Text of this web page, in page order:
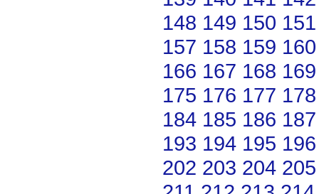
148 149 150 151
157 158 159 160
166 167 168 169
175 176 177 178
184 185 186 187
193 194 195 196
202 203 204 205